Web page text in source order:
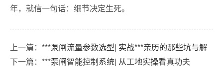
年，就信一句话：细节决定生死。
上一篇： ***泵闸流量参数选型| 实战***亲历的那些坑与解
下一篇： ***泵闸智能控制系统| 从工地实操看真功夫